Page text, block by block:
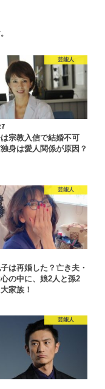
芸能人
宗教入信で結婚不可
身は愛人関係が原因？
芸能人
は再婚した？亡き夫・
の中に、娘2人と孫2
家族！
芸能人